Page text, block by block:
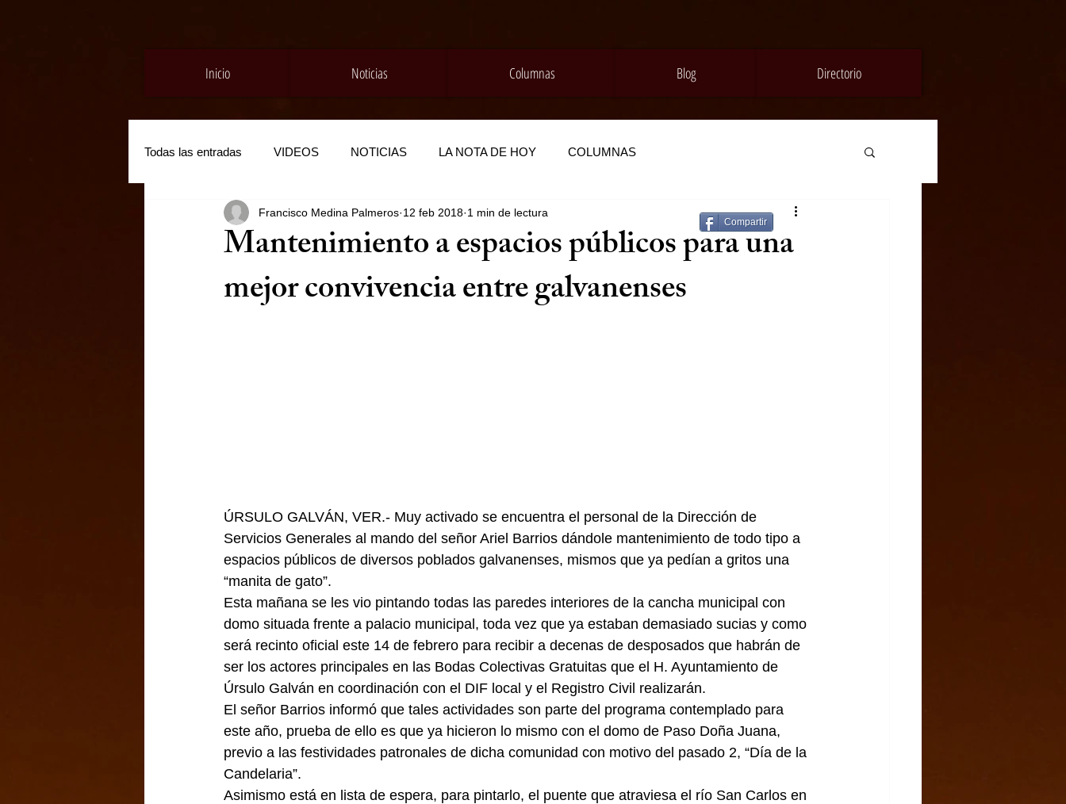
Inicio Noticias Columnas Blog Directorio
Todas las entradas VIDEOS NOTICIAS LA NOTA DE HOY COLUMNAS
Mantenimiento a espacios públicos para una
mejor convivencia entre galvanenses
Francisco Medina Palmeros 12 feb 2018 1 min de lectura
ÚRSULO GALVÁN, VER.- Muy activado se encuentra el personal de la Dirección de
Servicios Generales al mando del señor Ariel Barrios dándole mantenimiento de todo tipo a
espacios públicos de diversos poblados galvanenses, mismos que ya pedían a gritos una
“manita de gato”.
Esta mañana se les vio pintando todas las paredes interiores de la cancha municipal con
domo situada frente a palacio municipal, toda vez que ya estaban demasiado sucias y como
será recinto oficial este 14 de febrero para recibir a decenas de desposados que habrán de
ser los actores principales en las Bodas Colectivas Gratuitas que el H. Ayuntamiento de
Úrsulo Galván en coordinación con el DIF local y el Registro Civil realizarán.
El señor Barrios informó que tales actividades son parte del programa contemplado para
este año, prueba de ello es que ya hicieron lo mismo con el domo de Paso Doña Juana,
previo a las festividades patronales de dicha comunidad con motivo del pasado 2, “Día de la
Candelaria”.
Asimismo está en lista de espera, para pintarlo, el puente que atraviesa el río San Carlos en
Compartir